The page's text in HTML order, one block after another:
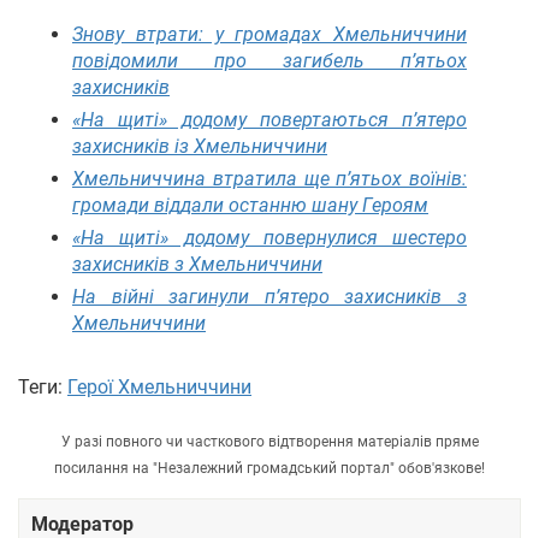
Знову втрати: у громадах Хмельниччини
повідомили про загибель п’ятьох
захисників
«На щиті» додому повертаються п’ятеро
захисників із Хмельниччини
Хмельниччина втратила ще п’ятьох воїнів:
громади віддали останню шану Героям
«На щиті» додому повернулися шестеро
захисників з Хмельниччини
На війні загинули п’ятеро захисників з
Хмельниччини
Теги: Герої Хмельниччини
У разі повного чи часткового відтворення матеріалів пряме
посилання на "Незалежний громадський портал" обов'язкове!
Модератор